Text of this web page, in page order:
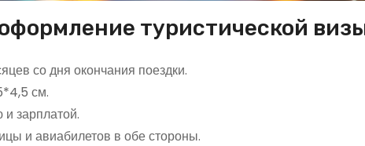
туристической
со дня окончания поездки.
см.
зарплатой.
и авиабилетов в обе стороны.